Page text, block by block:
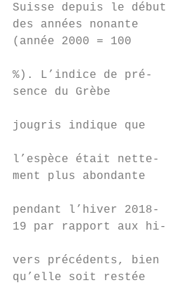
Suisse depuis le début
des années nonante
(année 2000 =
%). L’indice de pré-
sence du Grèbe
jougris indique
l’espèce était nette-
ment plus abondante
pendant l’hiver
19 par rapport aux hi-
vers précédents, bien
qu’elle soit